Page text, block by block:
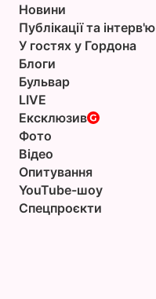
Новини
Публікації та інтерв'ю
У гостях у Гордона
Блоги
Бульвар
LIVE
Ексклюзив
Фото
Відео
Опитування
YouTube-шоу
Спецпроєкти